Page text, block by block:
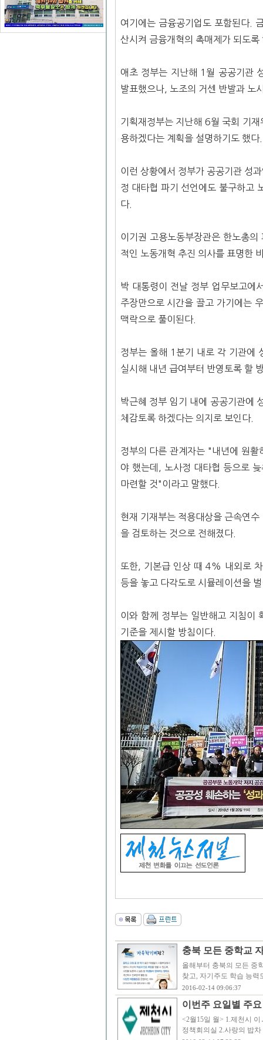
여기에는 금융공기업도 포함된다.
산시켜 금융개혁의 촉매제가 되도록
애초 정부는 지난해 1월 공공기관
발표했으나, 노조의 거센 반발과 노
기획재정부는 지난해 6월 국회 기
용하겠다는 계획을 설명하기도 했다.
이런 상황에서 정부가 공공기관 성
정 대타협 파기 선언에도 불구하고
다.
이기권 고용노동부장관은 한노총
적인 노동개혁 추진 의사를 표명한
박 대통령이 전날 정부 업무보고에
주장만으로 시간을 끌고 가기에는
맥락으로 풀이된다.
정부는 올해 1분기 내로 각 기관에
실시해 내년 급여부터 반영토록 할
박근혜 정부 임기 내에 공공기관에
체감토록 하겠다는 의지로 보인다.
정부의 다른 관계자는 "내년에 원
야 했는데, 노사정 대타협 등으로
마련할 것"이라고 말했다.
현재 기재부는 적용대상을 근속연
을 검토하는 것으로 전해졌다.
또한, 기본급 인상 때 4% 내외로
등을 놓고 다각도로 시뮬레이션을
이와 함께 정부는 일반해고 지침이
기준을 제시할 방침이다.
충북 모든 중학교
올해부터 충북의 모든 중
찾고, 자기주도 학습 능
2016-02-14 09:06:37
이번주 요일별 주
<2월15일 월> 1.제천시
정책회의실 2.사랑의 밥